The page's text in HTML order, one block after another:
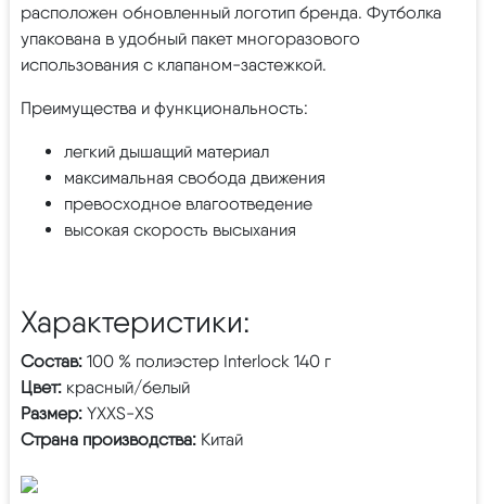
расположен обновленный логотип бренда. Футболка
упакована в удобный пакет многоразового
использования с клапаном-застежкой.
Преимущества и функциональность:
легкий дышащий материал
максимальная свобода движения
превосходное влагоотведение
высокая скорость высыхания
Характеристики:
Состав: 100 % полиэстер Interlock 140 г
Цвет: красный/белый
Размер: YXXS-XS
Страна производства: Китай